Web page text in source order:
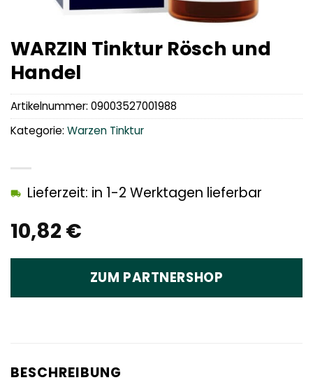
WARZIN Tinktur Rösch und
Handel
10,82 €
Lieferzeit: in 1-2 Werktagen lieferbar
ZUM PARTNERSHOP
Artikelnummer: 09003527001988
Kategorie: Warzen Tinktur
BESCHREIBUNG